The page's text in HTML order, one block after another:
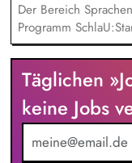
Der Bereich
Programm
"Alphabetisierung in
zukünftig weitere auf
mit den
rassismuskritisches
die Berufliche
entwickelt in seinen
innovative
Täglichen
keine Jobs